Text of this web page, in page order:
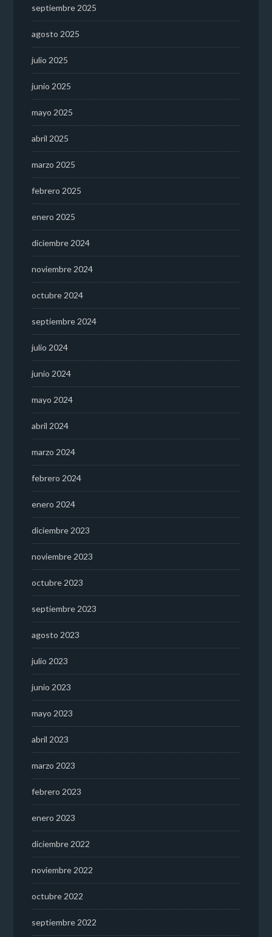
septiembre 2025
agosto 2025
julio 2025
junio 2025
mayo 2025
abril 2025
marzo 2025
febrero 2025
enero 2025
diciembre 2024
noviembre 2024
octubre 2024
septiembre 2024
julio 2024
junio 2024
mayo 2024
abril 2024
marzo 2024
febrero 2024
enero 2024
diciembre 2023
noviembre 2023
octubre 2023
septiembre 2023
agosto 2023
julio 2023
junio 2023
mayo 2023
abril 2023
marzo 2023
febrero 2023
enero 2023
diciembre 2022
noviembre 2022
octubre 2022
septiembre 2022